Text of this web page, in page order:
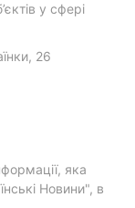
у сфері
26
яка
Новини", в